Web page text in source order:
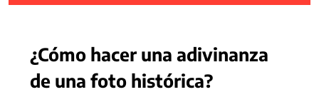
¿Cómo hacer una adivinanza
de una foto histórica?